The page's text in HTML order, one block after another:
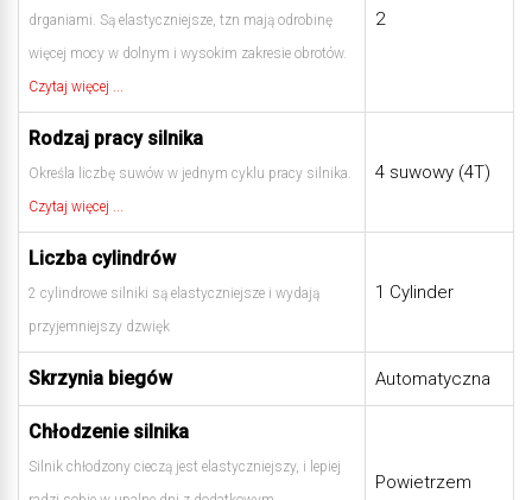
drganiami. Są elastyczniejsze, tzn mają odrobinę
więcej mocy w dolnym i wysokim zakresie obrotów.
Czytaj więcej ...
2
Rodzaj pracy silnika
Określa liczbę suwów w jednym cyklu pracy silnika.
Czytaj więcej ...
4 suwowy (4T)
Liczba cylindrów
2 cylindrowe silniki są elastyczniejsze i wydają
przyjemniejszy dzwięk
1 Cylinder
Skrzynia biegów Automatyczna
Chłodzenie silnika
Silnik chłodzony cieczą jest elastyczniejszy, i lepiej
Powietrzem